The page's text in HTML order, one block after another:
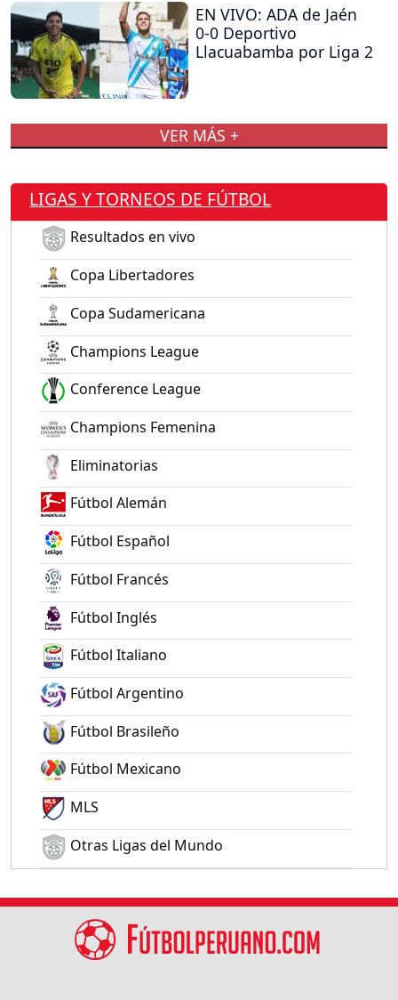
EN VIVO: ADA de Jaén
0-0 Deportivo
Llacuabamba por Liga 2
VER MÁS +
LIGAS Y TORNEOS DE FÚTBOL
Resultados en vivo
Copa Libertadores
Copa Sudamericana
Champions League
Conference League
Champions Femenina
Eliminatorias
Fútbol Alemán
Fútbol Español
Fútbol Francés
Fútbol Inglés
Fútbol Italiano
Fútbol Argentino
Fútbol Brasileño
Fútbol Mexicano
MLS
Otras Ligas del Mundo